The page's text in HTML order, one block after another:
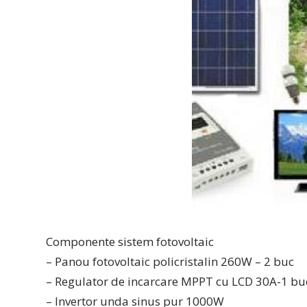
Componente sistem fotovoltaic
– Panou fotovoltaic policristalin 260W – 2 buc
– Regulator de incarcare MPPT cu LCD 30A-1
– Invertor unda sinus pur 1000W